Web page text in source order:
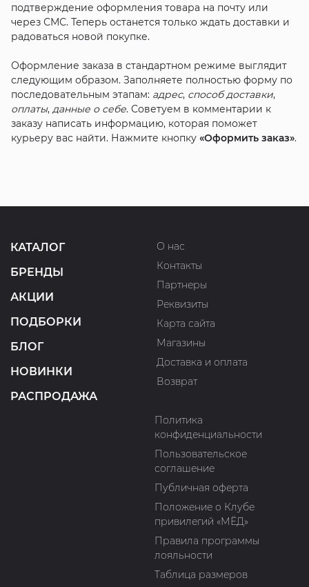
подтверждение оформления товара на почту или
через СМС. Теперь останется только ждать доставки и
радоваться новой покупке.
Оформление заказа в стандартном режиме выглядит
следующим образом. Заполняете полностью форму по
последовательным этапам: адрес, способ доставки,
оплаты, данные о себе. Советуем в комментарии к
заказу написать информацию, которая поможет
курьеру вас найти. Нажмите кнопку «Оформить заказ».
КАТАЛОГ
БРЕНДЫ
АКЦИИ
ПОДБОРКИ
БЛОГ
НОВИНКИ
РАСПРОДАЖА
О нас
Контакты
Партнеры
Реквизиты
Карта сайта
Магазины
Доставка и оплата
Возврат
Политика
конфиденциальности
Пользовательское
соглашение
Публичная оферта
Положение о Клубе
привилегий «МЁД»
Правила программы
лояльности
Таблица размеров